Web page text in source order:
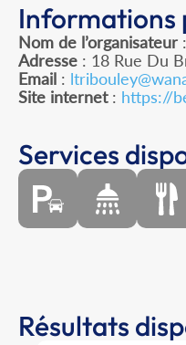
Informations
Nom de l’organisateur
Adresse : 18 Rue Du
Email :
Site internet: https://
Services
Résultats